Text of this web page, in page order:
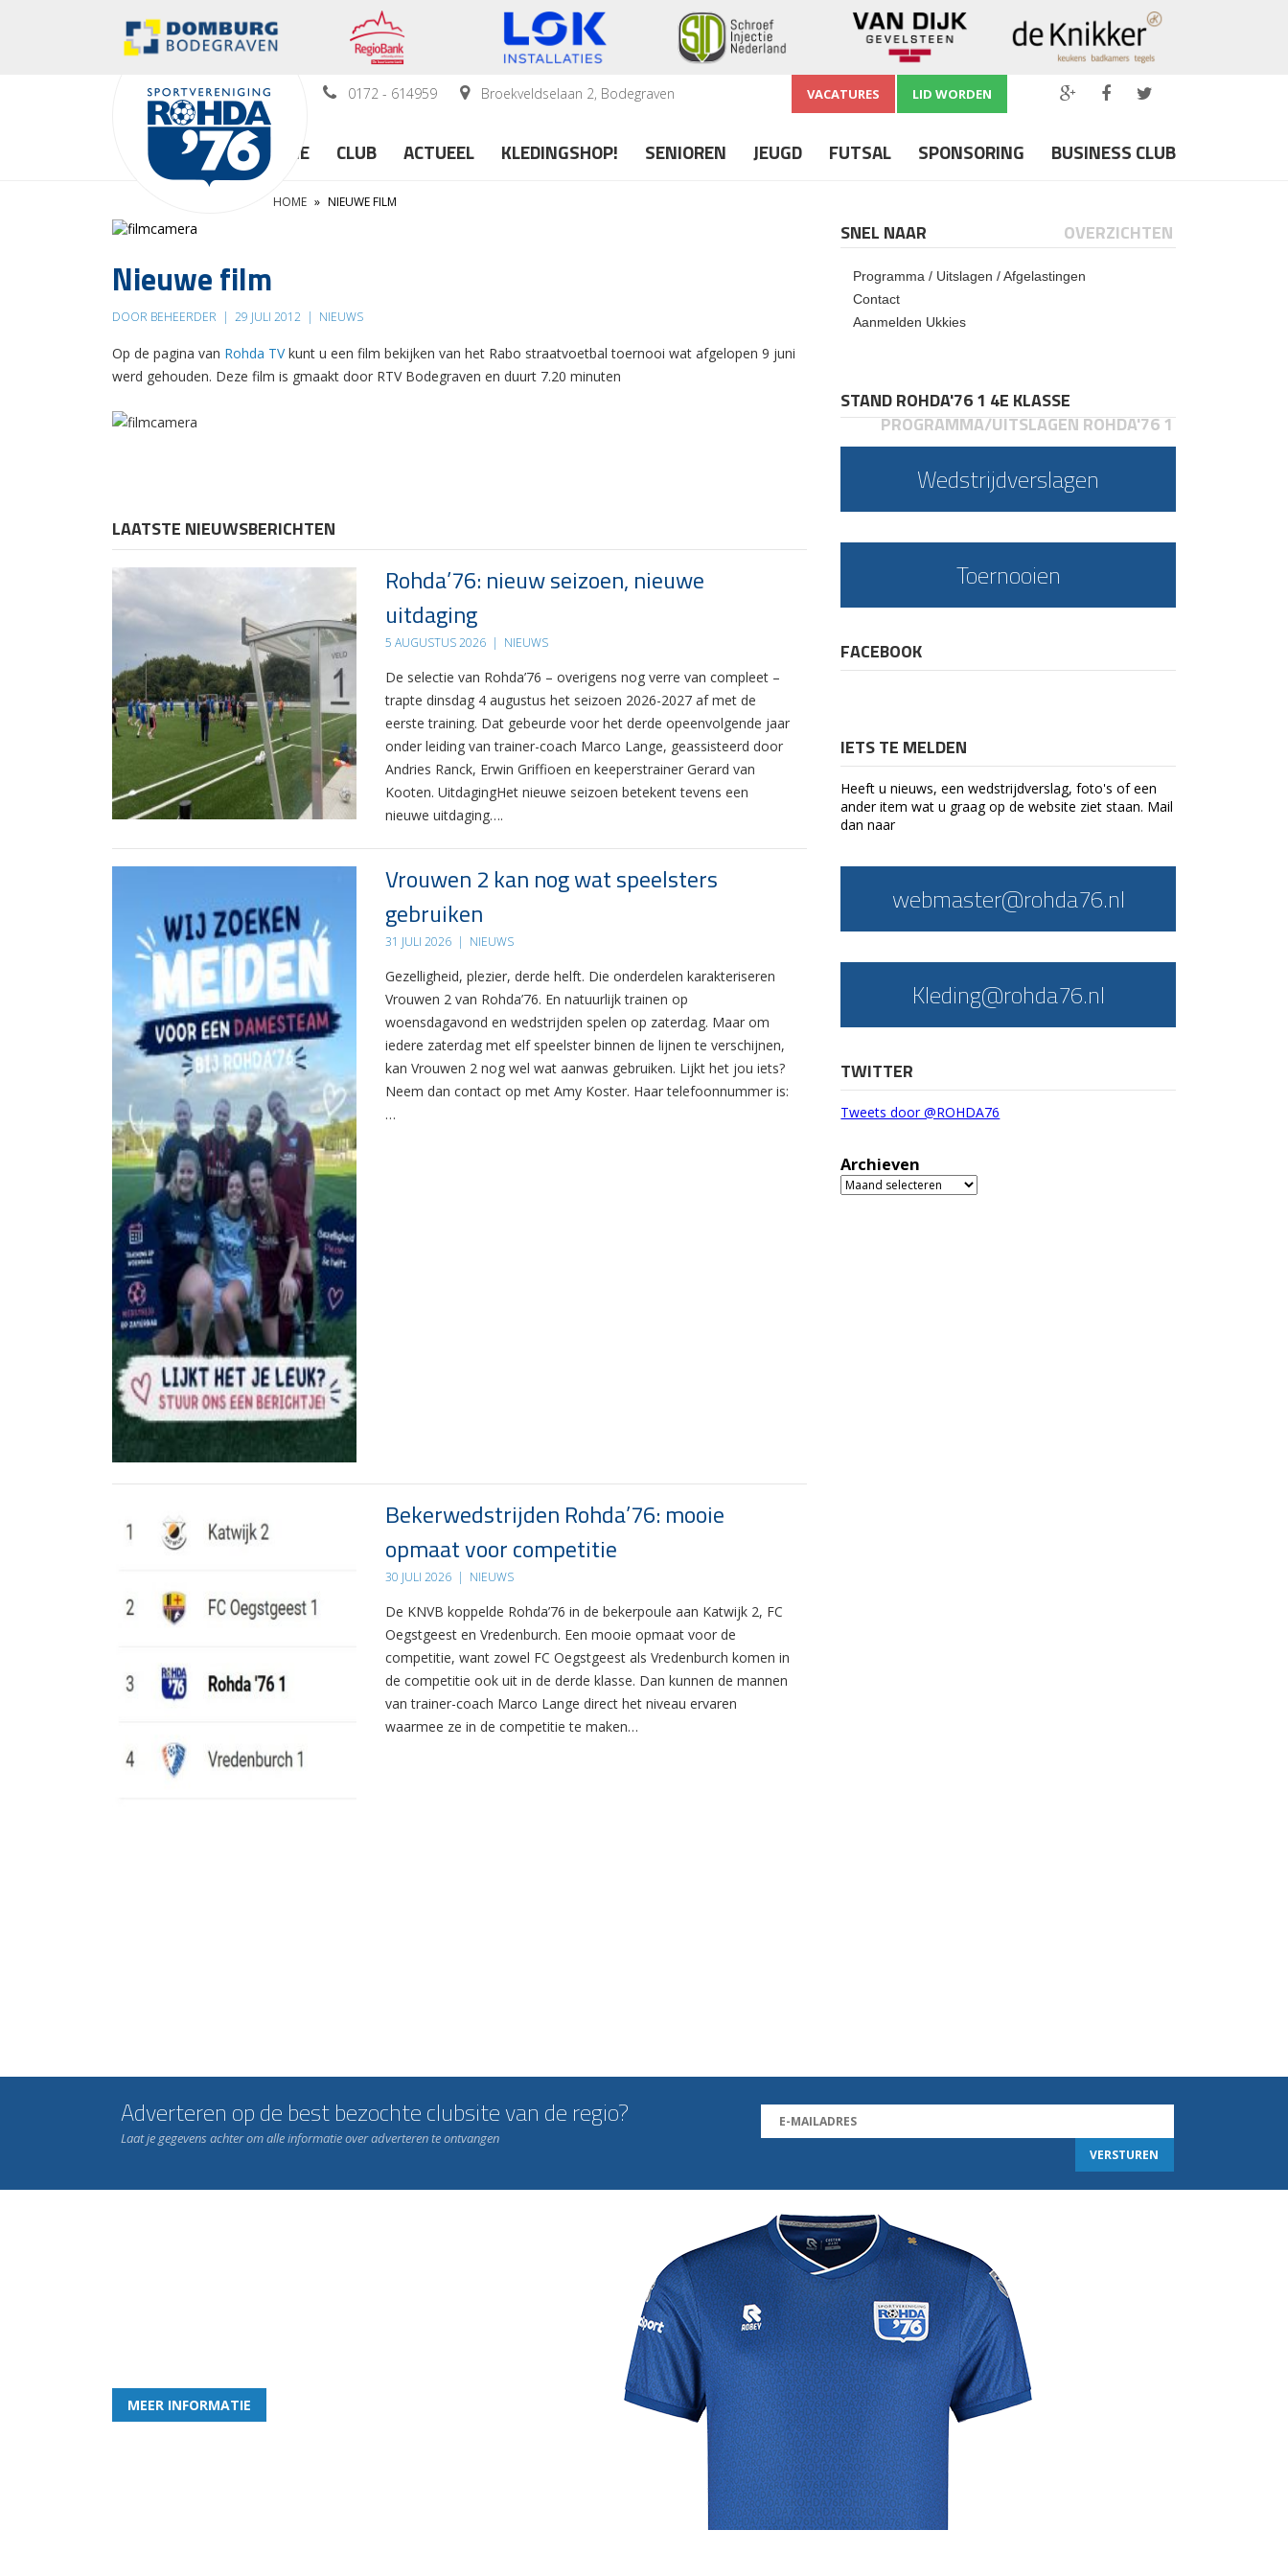
0172 - 614959 Broekveldselaan 2, Bodegraven VACATURES LID WORDEN
HOME CLUB ACTUEEL KLEDINGSHOP! SENIOREN JEUGD FUTSAL SPONSORING BUSINESS CLUB
HOME » NIEUWE FILM
Nieuwe film
DOOR BEHEERDER | 29 JULI 2012 | NIEUWS
Op de pagina van Rohda TVkunt u een film bekijken van het Rabo straatvoetbal toernooi wat afgelopen 9 juni
werd gehouden. Deze film is gmaakt door RTV Bodegraven en duurt 7.20 minuten
LAATSTE NIEUWSBERICHTEN
Rohda’76: nieuw seizoen, nieuwe
uitdaging
5 AUGUSTUS 2026 | NIEUWS
De selectie van Rohda’76 – overigens nog verre van compleet –
trapte dinsdag 4 augustus het seizoen 2026-2027 af met de
eerste training. Dat gebeurde voor het derde opeenvolgende jaar
onder leiding van trainer-coach Marco Lange, geassisteerd door
Andries Ranck, Erwin Griffioen en keeperstrainer Gerard van
Kooten. UitdagingHet nieuwe seizoen betekent tevens een
nieuwe uitdaging….
Vrouwen 2 kan nog wat speelsters
gebruiken
31 JULI 2026 | NIEUWS
Gezelligheid, plezier, derde helft. Die onderdelen karakteriseren
Vrouwen 2 van Rohda’76. En natuurlijk trainen op
woensdagavond en wedstrijden spelen op zaterdag. Maar om
iedere zaterdag met elf speelster binnen de lijnen te verschijnen,
kan Vrouwen 2 nog wel wat aanwas gebruiken. Lijkt het jou iets?
Neem dan contact op met Amy Koster. Haar telefoonnummer is:
…
Bekerwedstrijden Rohda’76: mooie
opmaat voor competitie
30 JULI 2026 | NIEUWS
De KNVB koppelde Rohda’76 in de bekerpoule aan Katwijk 2, FC
Oegstgeest en Vredenburch. Een mooie opmaat voor de
competitie, want zowel FC Oegstgeest als Vredenburch komen in
de competitie ook uit in de derde klasse. Dan kunnen de mannen
van trainer-coach Marco Lange direct het niveau ervaren
waarmee ze in de competitie te maken…
SNEL NAAR OVERZICHTEN
Programma / Uitslagen / Afgelastingen
Contact
Aanmelden Ukkies
STAND ROHDA'76 1 4E KLASSE
PROGRAMMA/UITSLAGEN ROHDA'76 1
Wedstrijdverslagen
Toernooien
FACEBOOK
IETS TE MELDEN
Heeft u nieuws, een wedstrijdverslag, foto's of een
ander item wat u graag op de website ziet staan. Mail
dan naar
webmaster@rohda76.nl
Kleding@rohda76.nl
TWITTER
Tweets door @ROHDA76
Archieven
Archieven
Adverteren op de best bezochte clubsite van de regio?
Laat je gegevens achter om alle informatie over adverteren te ontvangen
MEER INFORMATIE